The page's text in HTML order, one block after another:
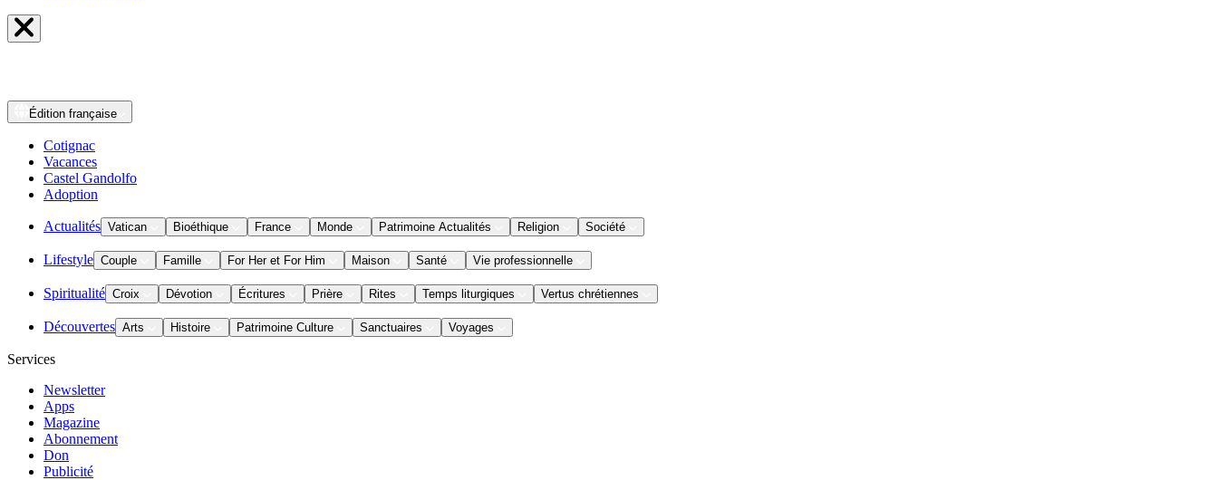
Édition française
Cotignac
Vacances
Castel Gandolfo
Adoption
Actualités Vatican Bioéthique France Monde Patrimoine Actualités Religion Société
Lifestyle Couple Famille For Her et For Him Maison Santé Vie professionnelle
Spiritualité Croix Dévotion Écritures Prière Rites Temps liturgiques Vertus chrétiennes
Découvertes Arts Histoire Patrimoine Culture Sanctuaires Voyages
Services
Newsletter
Apps
Magazine
Abonnement
Don
Publicité